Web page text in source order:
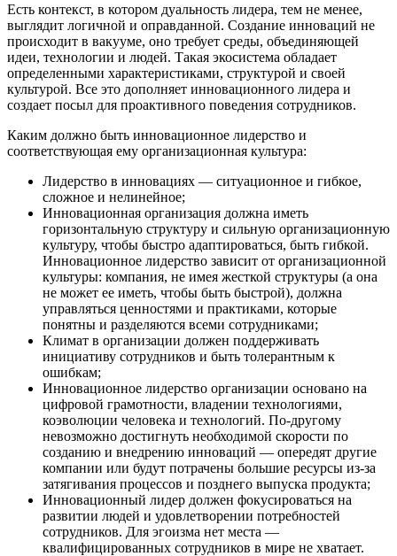
Есть контекст, в котором дуальность лидера, тем не менее,
выглядит логичной и оправданной. Создание инноваций не
происходит в вакууме, оно требует среды, объединяющей
идеи, технологии и людей. Такая экосистема обладает
определенными характеристиками, структурой и своей
культурой. Все это дополняет инновационного лидера и
создает посыл для проактивного поведения сотрудников.
Каким должно быть инновационное лидерство и
соответствующая ему организационная культура:
Лидерство в инновациях — ситуационное и гибкое,
сложное и нелинейное;
Инновационная организация должна иметь
горизонтальную структуру и сильную организационную
культуру, чтобы быстро адаптироваться, быть гибкой.
Инновационное лидерство зависит от организационной
культуры: компания, не имея жесткой структуры (а она
не может ее иметь, чтобы быть быстрой), должна
управляться ценностями и практиками, которые
понятны и разделяются всеми сотрудниками;
Климат в организации должен поддерживать
инициативу сотрудников и быть толерантным к
ошибкам;
Инновационное лидерство организации основано на
цифровой грамотности, владении технологиями,
коэволюции человека и технологий. По-другому
невозможно достигнуть необходимой скорости по
созданию и внедрению инноваций — опередят другие
компании или будут потрачены большие ресурсы из-за
затягивания процессов и позднего выпуска продукта;
Инновационный лидер должен фокусироваться на
развитии людей и удовлетворении потребностей
сотрудников. Для эгоизма нет места —
квалифицированных сотрудников в мире не хватает.